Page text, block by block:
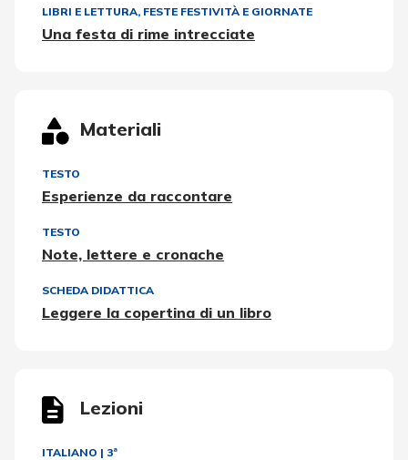
LIBRI E LETTURA, FESTE FESTIVITÀ E GIORNATE
Una festa di rime intrecciate
Materiali
TESTO
Esperienze da raccontare
TESTO
Note, lettere e cronache
SCHEDA DIDATTICA
Leggere la copertina di un libro
Lezioni
ITALIANO | 3ª